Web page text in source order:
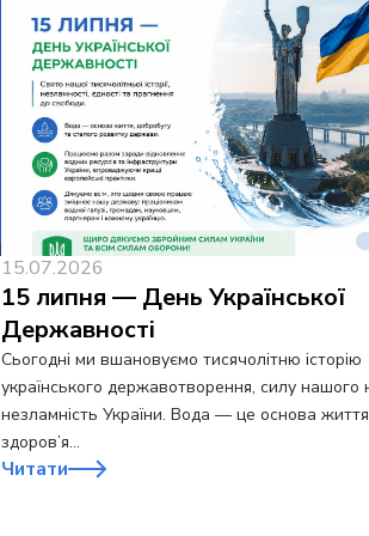
15.07.2026
15 липня — День Української
Державності
Сьогодні ми вшановуємо тисячолітню історію
українського державотворення, силу нашого
незламність України. Вода — це основа
здоров’я…
Читати